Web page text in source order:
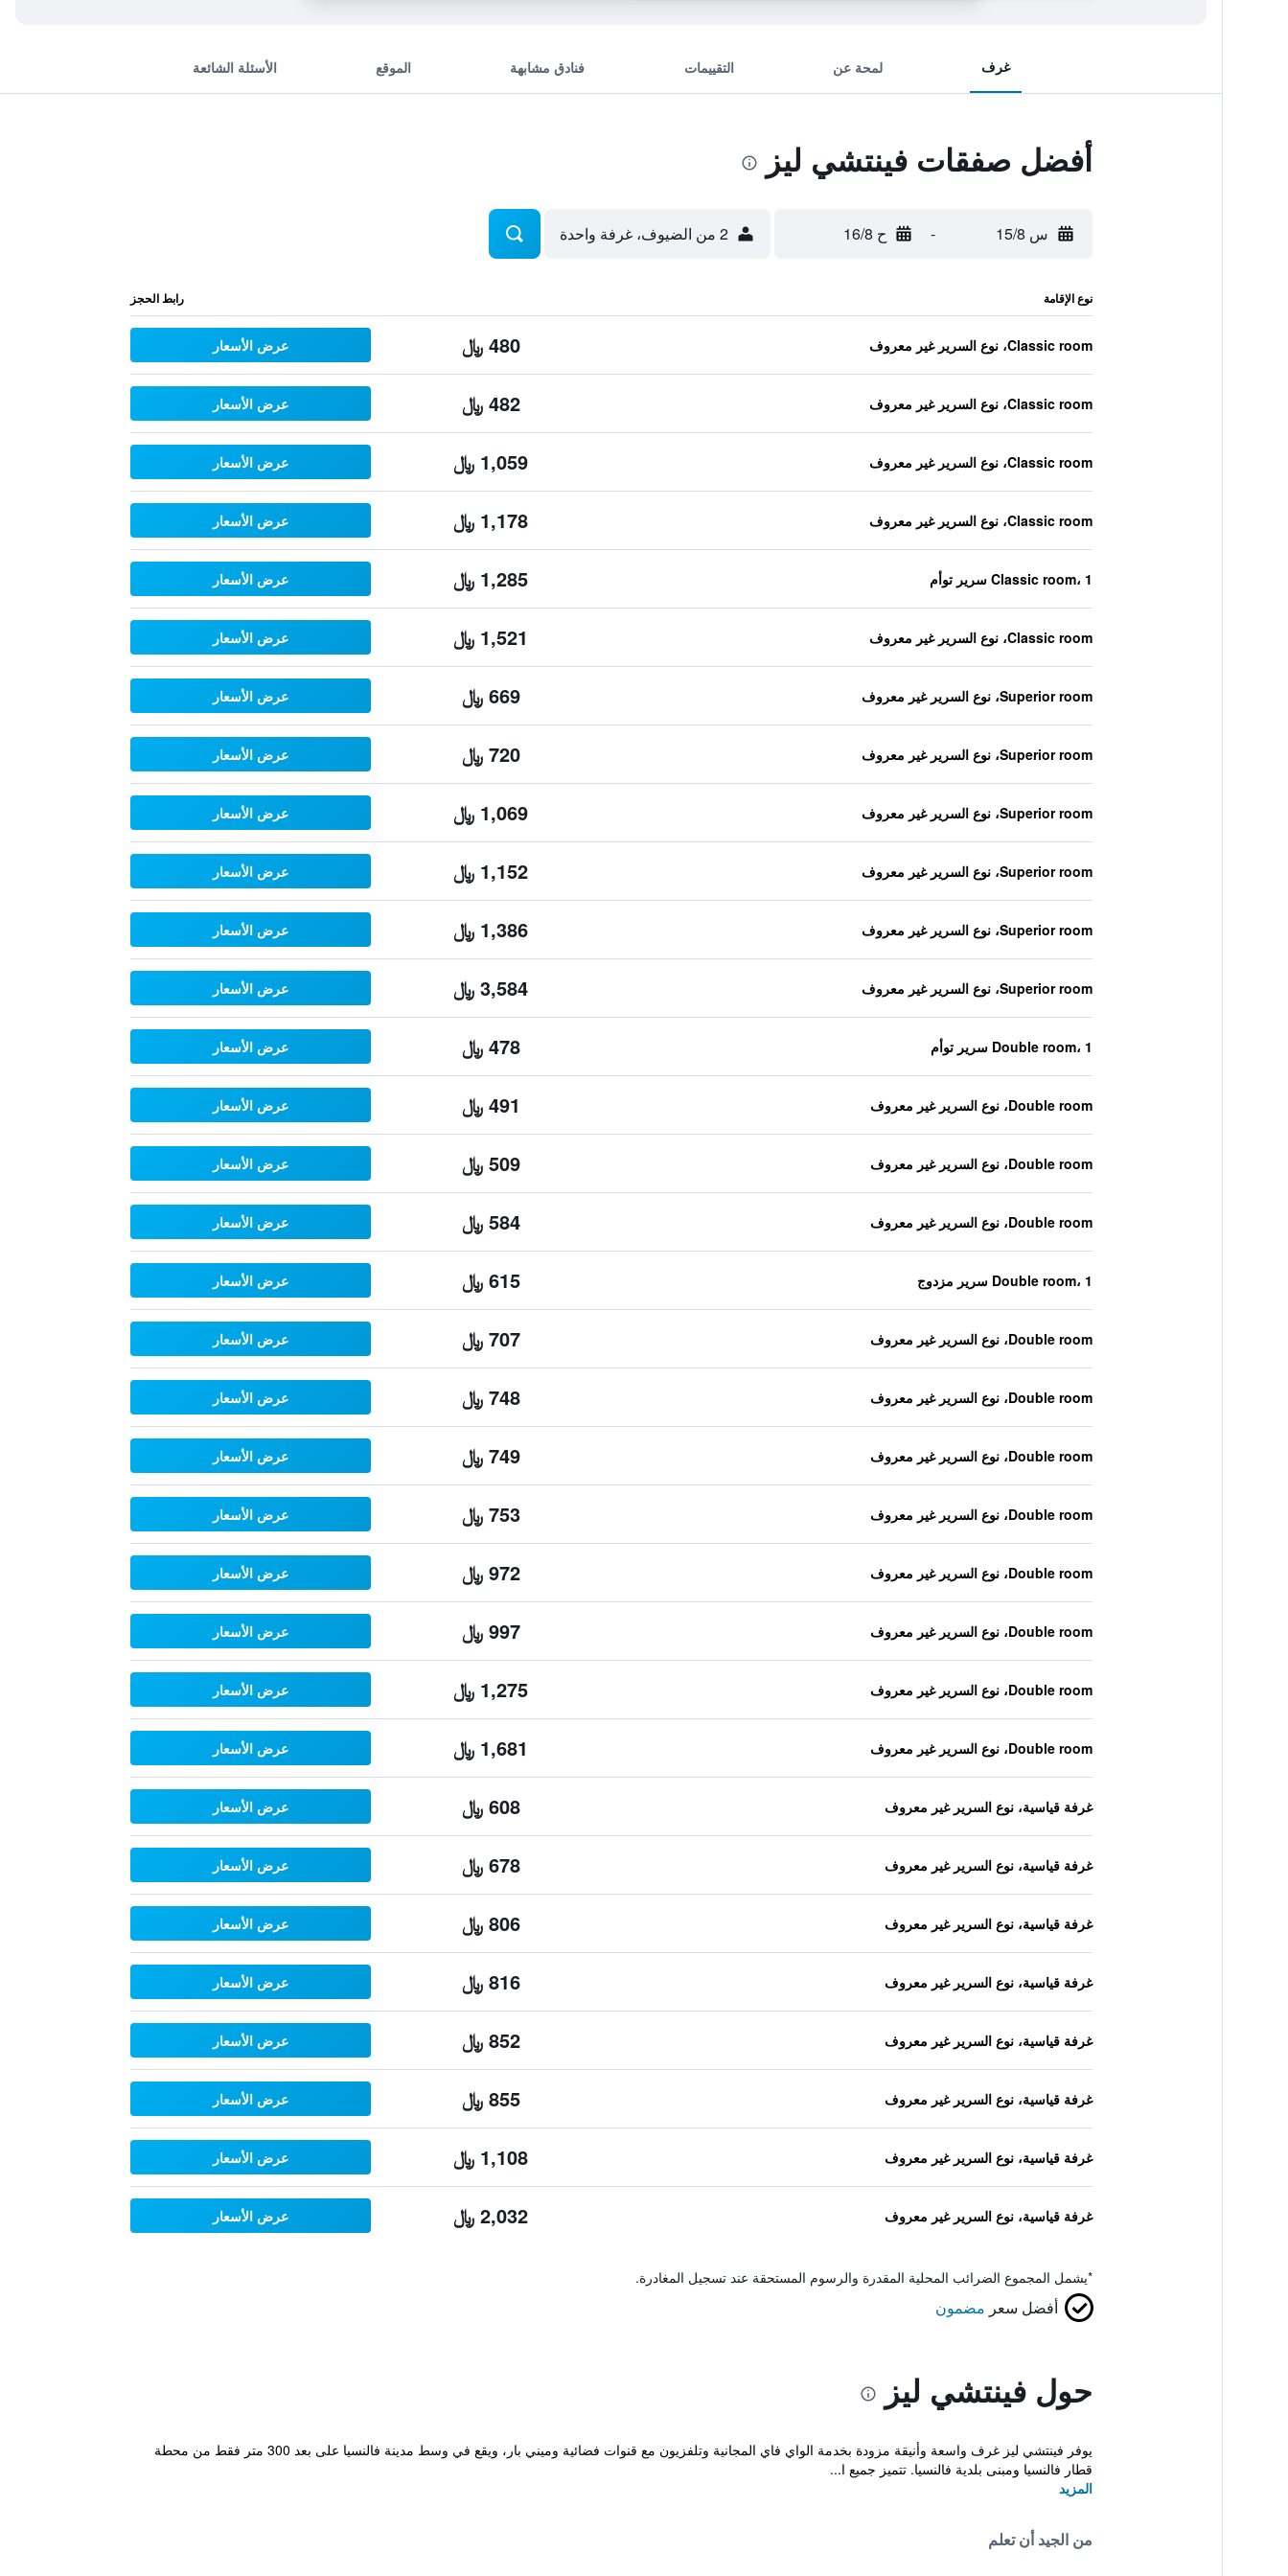
غرف لمحة عن التقييمات فنادق مشابهة الموقع الأسئلة الشائعة
أفضل صفقات فينتشي ليز
س 15/8 - ح 16/8 2 من الضيوف، غرفة واحدة
نوع الإقامة رابط الحجز
Classic room، نوع السرير غير معروف 480 ﷼ عرض الأسعار
Classic room، نوع السرير غير معروف 482 ﷼ عرض الأسعار
Classic room، نوع السرير غير معروف 1,059 ﷼ عرض الأسعار
Classic room، نوع السرير غير معروف 1,178 ﷼ عرض الأسعار
Classic room، 1 سرير توأم 1,285 ﷼ عرض الأسعار
Classic room، نوع السرير غير معروف 1,521 ﷼ عرض الأسعار
Superior room، نوع السرير غير معروف 669 ﷼ عرض الأسعار
Superior room، نوع السرير غير معروف 720 ﷼ عرض الأسعار
Superior room، نوع السرير غير معروف 1,069 ﷼ عرض الأسعار
Superior room، نوع السرير غير معروف 1,152 ﷼ عرض الأسعار
Superior room، نوع السرير غير معروف 1,386 ﷼ عرض الأسعار
Superior room، نوع السرير غير معروف 3,584 ﷼ عرض الأسعار
Double room، 1 سرير توأم 478 ﷼ عرض الأسعار
Double room، نوع السرير غير معروف 491 ﷼ عرض الأسعار
Double room، نوع السرير غير معروف 509 ﷼ عرض الأسعار
Double room، نوع السرير غير معروف 584 ﷼ عرض الأسعار
Double room، 1 سرير مزدوج 615 ﷼ عرض الأسعار
Double room، نوع السرير غير معروف 707 ﷼ عرض الأسعار
Double room، نوع السرير غير معروف 748 ﷼ عرض الأسعار
Double room، نوع السرير غير معروف 749 ﷼ عرض الأسعار
Double room، نوع السرير غير معروف 753 ﷼ عرض الأسعار
Double room، نوع السرير غير معروف 972 ﷼ عرض الأسعار
Double room، نوع السرير غير معروف 997 ﷼ عرض الأسعار
Double room، نوع السرير غير معروف 1,275 ﷼ عرض الأسعار
Double room، نوع السرير غير معروف 1,681 ﷼ عرض الأسعار
غرفة قياسية، نوع السرير غير معروف 608 ﷼ عرض الأسعار
غرفة قياسية، نوع السرير غير معروف 678 ﷼ عرض الأسعار
غرفة قياسية، نوع السرير غير معروف 806 ﷼ عرض الأسعار
غرفة قياسية، نوع السرير غير معروف 816 ﷼ عرض الأسعار
غرفة قياسية، نوع السرير غير معروف 852 ﷼ عرض الأسعار
غرفة قياسية، نوع السرير غير معروف 855 ﷼ عرض الأسعار
غرفة قياسية، نوع السرير غير معروف 1,108 ﷼ عرض الأسعار
غرفة قياسية، نوع السرير غير معروف 2,032 ﷼ عرض الأسعار
*يشمل المجموع الضرائب المحلية المقدرة والرسوم المستحقة عند تسجيل المغادرة.
أفضل سعر مضمون
حول فينتشي ليز
يوفر فينتشي ليز غرف واسعة وأنيقة مزودة بخدمة الواي فاي المجانية وتلفزيون مع قنوات فضائية وميني بار، ويقع في وسط مدينة فالنسيا على بعد 300 متر فقط من محطة
قطار فالنسيا ومبنى بلدية فالنسيا. تتميز جميع ا...
المزيد
من الجيد أن تعلم